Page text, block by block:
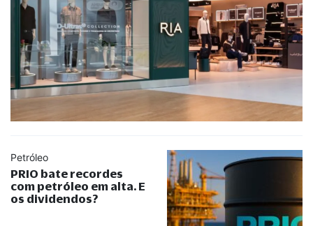
Petróleo
PRIO bate recordes
com petróleo em alta. E
os dividendos?